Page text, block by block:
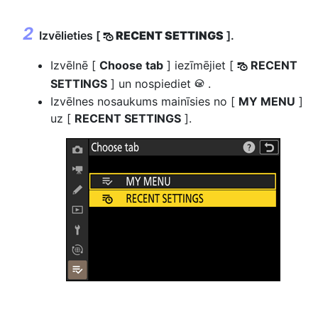
Izvēlieties [ mRECENT SETTINGS ].
Izvēlnē [ Choose tab ] iezīmējiet [ m RECENT
SETTINGS ] un nospiediet J .
Izvēlnes nosaukums mainīsies no [ MY MENU ]
uz [ RECENT SETTINGS ].